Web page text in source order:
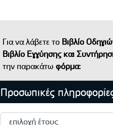
Για να λάβετε το Βιβλίο
Βιβλίο Εγγύησης και
την παρακάτω φόρμα:
Προσωπικές